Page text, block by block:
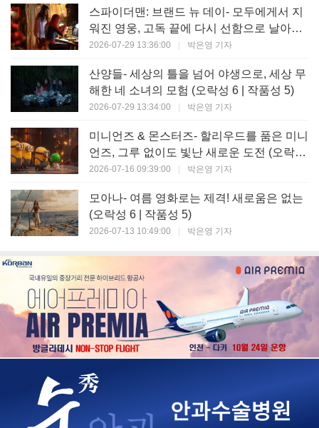
스파이더맨: 브랜드 뉴 데이- 모두에게서 지
워진 영웅, 고독 끝에 다시 선함으로 날아오
르다 (오락성 8 | 작품성 8)
2026-07-29 13:36:00 박은영 기자
산양들- 세상의 틀을 넘어 야생으로, 세상 무
해한 네 소녀의 모험 (오락성 6 | 작품성 5)
2026-07-29 13:34:00 박은영 기자
미니언즈 & 몬스터즈- 할리우드를 품은 미니
언즈, 그루 없이도 빛난 새로운 도전 (오락성
7 | 작품성 6)
2026-07-16 09:39:00 박은영 기자
모아나- 여름 영화로는 제격! 새로움은 없는
(오락성 6 | 작품성 5)
2026-07-13 10:49:00 박은영 기자